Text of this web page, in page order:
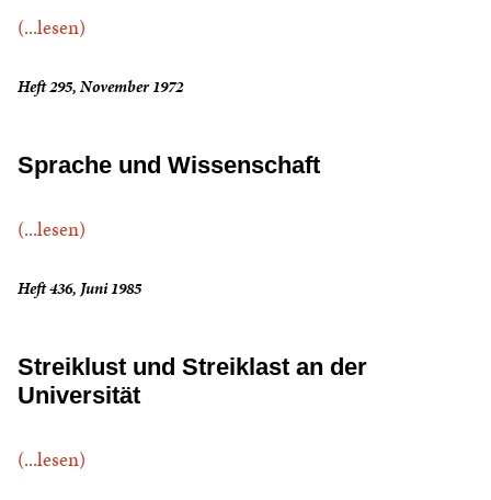
(...lesen)
Heft 295, November 1972
Sprache und Wissenschaft
(...lesen)
Heft 436, Juni 1985
Streiklust und Streiklast an der
Universität
(...lesen)